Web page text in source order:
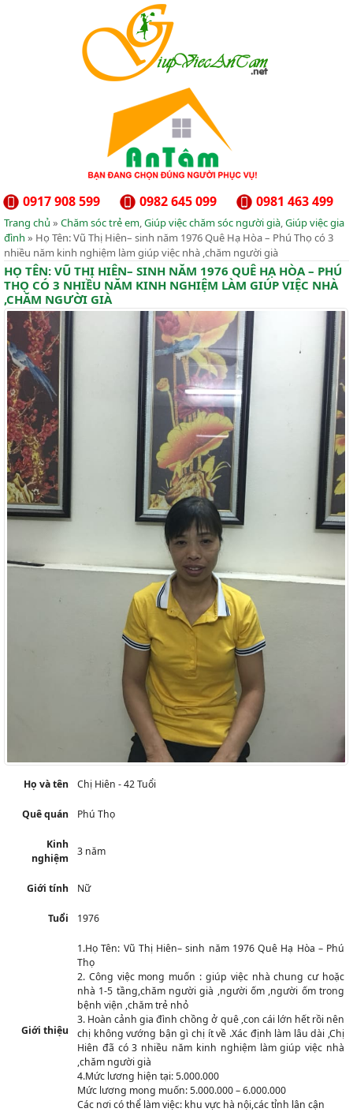
0981 463 499
0982 645 099
0917 908 599
Trang chủ » Chăm sóc trẻ em,Giúp việc chăm sóc người già,Giúp việc gia
đình » Họ Tên: Vũ Thị Hiên– sinh năm 1976 Quê Hạ Hòa – Phú Thọ có 3
nhiều năm kinh nghiệm làm giúp việc nhà ,chăm người già
HỌ TÊN: VŨ THỊ HIÊN– SINH NĂM 1976 QUÊ HẠ HÒA – PHÚ
THỌ CÓ 3 NHIỀU NĂM KINH NGHIỆM LÀM GIÚP VIỆC NHÀ
,CHĂM NGƯỜI GIÀ
Họ và tên Chị Hiên - 42 Tuổi
Quê quán Phú Thọ
Kinh
nghiệm
3 năm
Giới tính Nữ
Tuổi 1976
Giới thiệu
1.Họ Tên: Vũ Thị Hiên– sinh năm 1976 Quê Hạ Hòa – Phú
Thọ
2. Công việc mong muốn : giúp việc nhà chung cư hoặc
nhà 1-5 tầng,chăm người già ,người ốm ,người ốm trong
bệnh viện ,chăm trẻ nhỏ
3. Hoàn cảnh gia đình chồng ở quê ,con cái lớn hết rồi nên
chị không vướng bận gì chị ít về .Xác định làm lâu dài ,Chị
Hiên đã có 3 nhiều năm kinh nghiệm làm giúp việc nhà
,chăm người già
4.Mức lương hiện tại: 5.000.000
Mức lương mong muốn: 5.000.000 – 6.000.000
Các nơi có thể làm việc: khu vực hà nội,các tỉnh lân cận